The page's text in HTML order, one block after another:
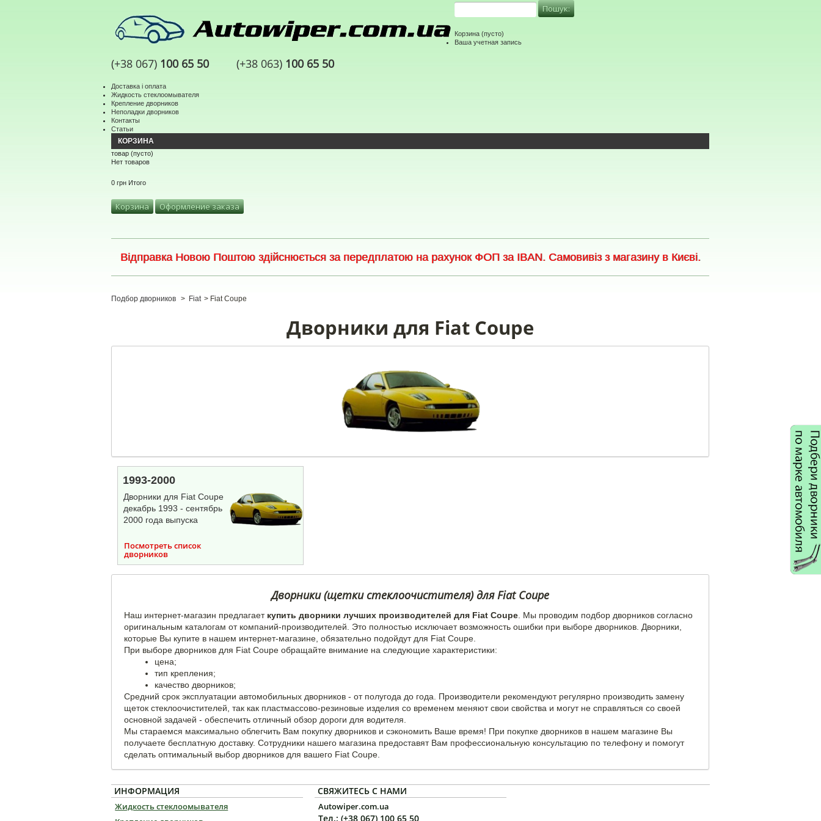
(+38 067) 100 65 50 (+38 063) 100 65 50
Корзина (пусто)
Ваша учетная запись
Доставка і оплата
Жидкость стеклоомывателя
Крепление дворников
Неполадки дворников
Контакты
Статьи
КОРЗИНА
товар (пусто)
Нет товаров
0 грн Итого
Корзина Оформление заказа
Відправка Новою Поштою здійснюється за передплатою на рахунок ФОП за IBAN. Самовивіз з магазину в Києві.
Подбор дворников > Fiat > Fiat Coupe
Дворники для Fiat Coupe
1993-2000
Дворники для Fiat Coupe
декабрь 1993 - сентябрь
2000 года выпуска
Посмотреть список
дворников
Дворники (щетки стеклоочистителя) для Fiat Coupe
Наш интернет-магазин предлагаеткупить дворники лучших производителей для Fiat Coupe . Мы проводим подбор дворников согласно
оригинальным каталогам от компаний-производителей. Это полностью исключает возможность ошибки при выборе дворников. Дворники,
которые Вы купите в нашем интернет-магазине, обязательно подойдут для Fiat Coupe.
При выборе дворников для Fiat Coupe обращайте внимание на следующие характеристики:
цена;
тип крепления;
качество дворников;
Средний срок эксплуатации автомобильных дворников - от полугода до года. Производители рекомендуют регулярно производить замену
щеток стеклоочистителей, так как пластмассово-резиновые изделия со временем меняют свои свойства и могут не справляться со своей
основной задачей - обеспечить отличный обзор дороги для водителя.
Мы стараемся максимально облегчить Вам покупку дворников и сэкономить Ваше время! При покупке дворников в нашем магазине Вы
получаете бесплатную доставку. Сотрудники нашего магазина предоставят Вам профессиональную консультацию по телефону и помогут
сделать оптимальный выбор дворников для вашего Fiat Coupe.
ИНФОРМАЦИЯ
Жидкость стеклоомывателя
СВЯЖИТЕСЬ С НАМИ
Autowiper.com.ua
Тел.: (+38 067) 100 65 50